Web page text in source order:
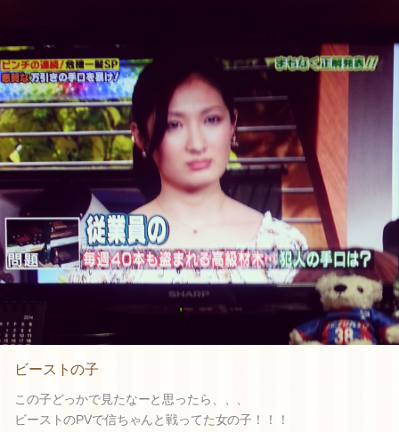
ビーストの子
この子どっかで見たなーと思ったら、、、
ビーストのPVで信ちゃんと戦ってた女の子！！！